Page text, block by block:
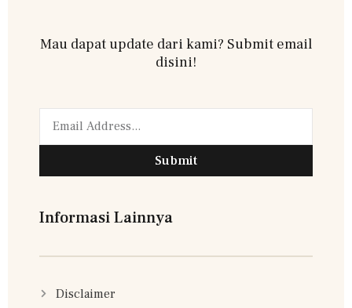
Mau dapat update dari kami? Submit email
disini!
Submit
Informasi Lainnya
Disclaimer